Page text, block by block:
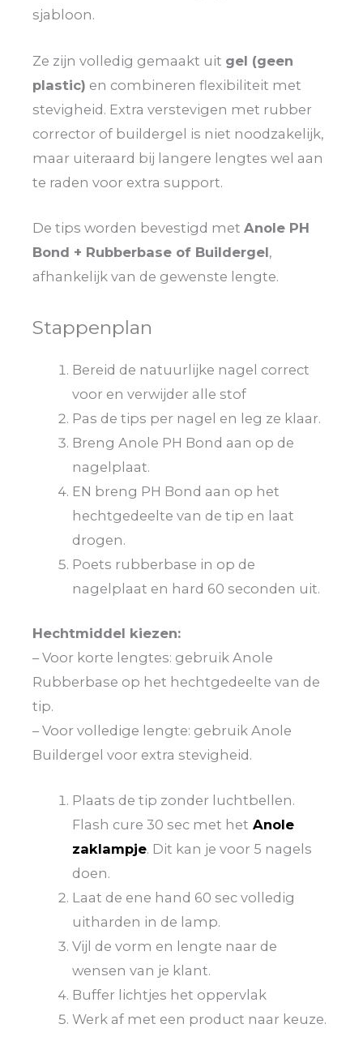
sjabloon.
Ze zijn volledig gemaakt uit gel (geen
plastic) en combineren flexibiliteit met
stevigheid. Extra verstevigen met rubber
corrector of buildergel is niet noodzakelijk,
maar uiteraard bij langere lengtes wel aan
te raden voor extra support.
De tips worden bevestigd met Anole PH
Bond + Rubberbase of Buildergel,
afhankelijk van de gewenste lengte.
Stappenplan
Bereid de natuurlijke nagel correct
voor en verwijder alle stof
Pas de tips per nagel en leg ze klaar.
Breng Anole PH Bond aan op de
nagelplaat.
EN breng PH Bond aan op het
hechtgedeelte van de tip en laat
drogen.
Poets rubberbase in op de
nagelplaat en hard 60 seconden uit.
Hechtmiddel kiezen:
– Voor korte lengtes: gebruik Anole
Rubberbase op het hechtgedeelte van de
tip.
– Voor volledige lengte: gebruik Anole
Buildergel voor extra stevigheid.
Plaats de tip zonder luchtbellen.
Flash cure 30 sec met het Anole
zaklampje. Dit kan je voor 5 nagels
doen.
Laat de ene hand 60 sec volledig
uitharden in de lamp.
Vijl de vorm en lengte naar de
wensen van je klant.
Buffer lichtjes het oppervlak
Werk af met een product naar keuze.